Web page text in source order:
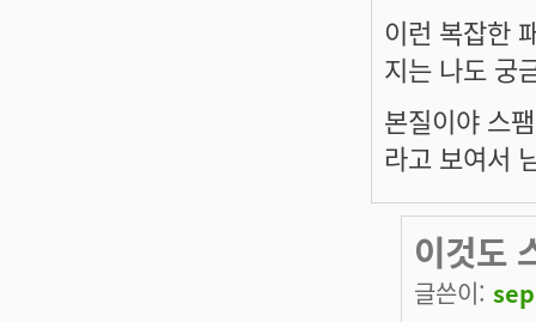
이런 복잡한
지는 나도 궁
본질이야 스
라고 보여서
이것도
글쓴이: